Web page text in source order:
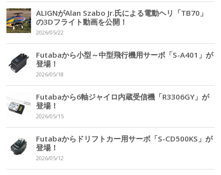
ALIGNがAlan Szabo Jr.氏による電動ヘリ「TB70」
の3Dフライト動画を公開！
2026/05/22
Futabaから小型～中型飛行機用サーボ「S-A401」が
登場！
2026/05/18
Futabaから6軸ジャイロ内蔵受信機「R3306GY」が
登場！
2026/05/15
Futabaからドリフトカー用サーボ「S-CD500KS」が
登場！
2026/05/12